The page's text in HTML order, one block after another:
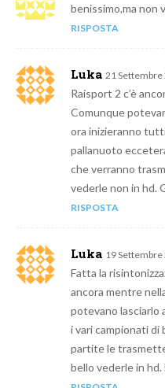
benissimo,ma non
RISPOSTA
Luka 21 Settembre
Raisport 2 c’è
Comunque
ora inizieranno
pallanuoto
che verranno
vederle non in hd.
RISPOSTA
Luka 19 Settembre
Fatta la
ancora mentre
potevano lasciarlo
i vari campionati
partite le
bello vederle in hd.